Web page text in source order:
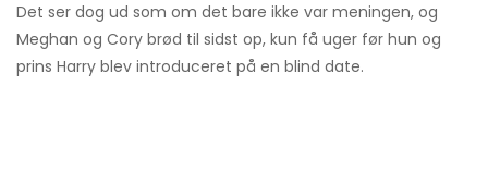
Det ser dog ud som om det bare ikke var meningen, og
Meghan og Cory brød til sidst op, kun få uger før hun og
prins Harry blev introduceret på en blind date.